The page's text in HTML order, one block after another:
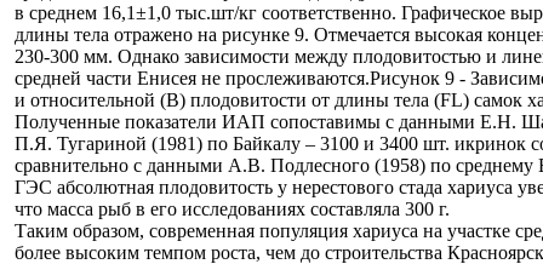
в среднем 16,1±1,0 тыс.шт/кг соответственно. Графическое
длины тела отражено на рисунке 9. Отмечается высокая
230-300 мм. Однако зависимости между плодовитостью и
средней части Енисея не прослеживаются.Рисунок 9 -
и относительной (В) плодовитости от длины тела (FL) самок
Полученные показатели ИАП сопоставимы с данными Е.Н.
П.Я. Тугариной (1981) по Байкалу – 3100 и 3400 шт. икринок
сравнительно с данными А.В. Подлесного (1958) по среднему
ГЭС абсолютная плодовитость у нерестового стада хариуса
что масса рыб в его исследованиях составляла 300 г.
Таким образом, современная популяция хариуса на участке
более высоким темпом роста, чем до строительства